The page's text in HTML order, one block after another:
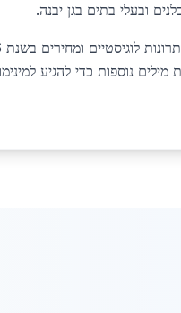
ובעלי בתים בגן יבנה.
מילים נוספות כדי להגיע